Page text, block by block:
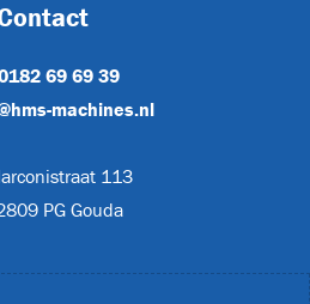
69 69 39
machines.nl
113
PG Gouda